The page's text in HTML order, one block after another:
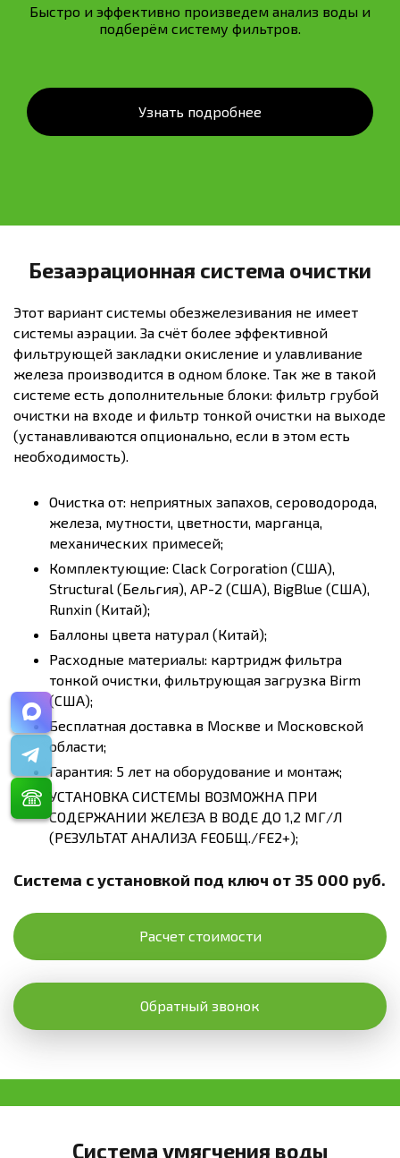
Быстро и эффективно произведем анализ воды и
подберём систему фильтров.
Узнать подробнее
Безаэрационная система очистки
Этот вариант системы обезжелезивания не имеет
системы аэрации. За счёт более эффективной
фильтрующей закладки окисление и улавливание
железа производится в одном блоке. Так же в такой
системе есть дополнительные блоки: фильтр грубой
очистки на входе и фильтр тонкой очистки на выходе
(устанавливаются опционально, если в этом есть
необходимость).
Очистка от: неприятных запахов, сероводорода,
железа, мутности, цветности, марганца,
механических примесей;
Комплектующие: Clack Corporation (США),
Structural (Бельгия), AP-2 (США), BigBlue (США),
Runxin (Китай);
Баллоны цвета натурал (Китай);
Расходные материалы: картридж фильтра
тонкой очистки, фильтрующая загрузка Birm
(США);
Бесплатная доставка в Москве и Московской
области;
Гарантия: 5 лет на оборудование и монтаж;
УСТАНОВКА СИСТЕМЫ ВОЗМОЖНА ПРИ
СОДЕРЖАНИИ ЖЕЛЕЗА В ВОДЕ ДО 1,2 МГ/Л
(РЕЗУЛЬТАТ АНАЛИЗА FEОБЩ./FE2+);
Система с установкой под ключ от 35 000 руб.
Расчет стоимости
Обратный звонок
Система умягчения воды